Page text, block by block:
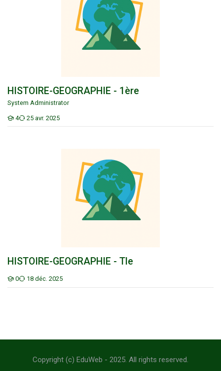
HISTOIRE-GEOGRAPHIE - 1ère
System Administrator
4
Étudiants
25 avr. 2025
HISTOIRE-GEOGRAPHIE - Tle
0
Étudiants
18 déc. 2025
Copyright (c) EduWeb - 2025. All rights reserved.